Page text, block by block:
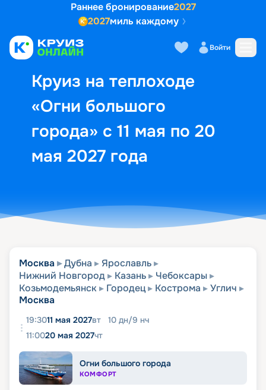
Раннее бронирование2027
2027миль каждому
Войти
Круиз на теплоходе
«Огни большого
города» с 11 мая по 20
мая 2027 года
Выбор кают Маршрут и
Москва Дубна
Ярославль
Нижний Новгород
Казань
Чебоксары
Козьмодемьянск
Городец Кострома
Углич
Москва
19:3011 мая 2027вт 10 дн/9 нч
11:0020 мая 2027чт
Огни большого города
КОМФОРТ